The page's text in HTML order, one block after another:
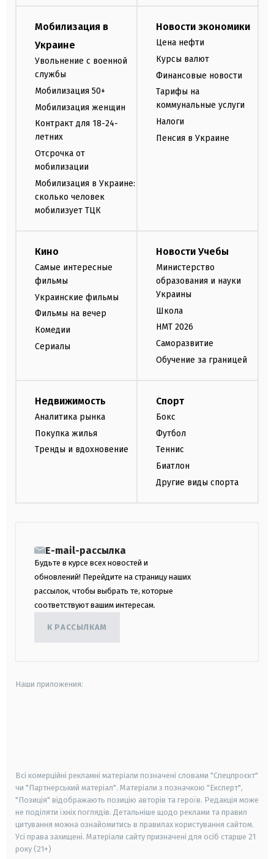
Мобилизация в
Украине
Увольнение с военной
службы
Мобилизация 50+
Мобилизация женщин
Контракт для 18-24-
летних
Отсрочка от
мобилизации
Мобилизация в Украине:
сколько человек
мобилизует ТЦК
Новости экономики
Цена нефти
Курсы валют
Финансовые новости
Тарифы на
коммунальные услуги
Налоги
Пенсия в Украине
Кино
Самые интересные
фильмы
Украинские фильмы
Фильмы на вечер
Комедии
Сериалы
Новости Учебы
Министерство
образования и науки
Украины
Школа
НМТ 2026
Саморазвитие
Обучение за границей
Недвижимость
Аналитика рынка
Покупка жилья
Тренды и вдохновение
Спорт
Бокс
Футбол
Теннис
Биатлон
Другие виды спорта
E-mail-рассылка
Будьте в курсе всех новостей и
обновлений! Перейдите на страницу наших
рассылок, чтобы выбрать те, которые
соответствуют вашим интересам.
К РАССЫЛКАМ
Наши приложения:
Всі комерційні рекламні матеріали позначені словами "Спецпроєкт"
чи "Партнерський матеріал". Матеріали з позначкою "Експерт",
"Позиція" відображають позицію авторів та героїв. Редакція може
не поділяти їхніх поглядів. Детальніше щодо реклами та правил
цитування можна ознайомитись в правилах користування сайтом.
Усі права захищені. Матеріали сайту призначені для осіб старше 21
року (21+)